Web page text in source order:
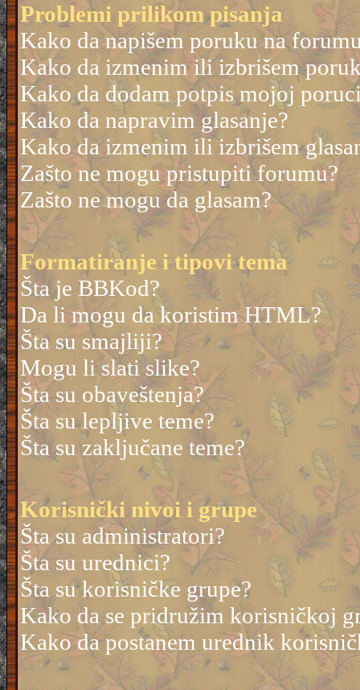
Problemi prilikom pisanja
Kako da napišem poruku na
Kako da izmenim ili izbrišem
Kako da dodam potpis mojoj
Kako da napravim glasanje?
Kako da izmenim ili izbrišem
Zašto ne mogu pristupiti forumu?
Zašto ne mogu da glasam?
Formatiranje i tipovi tema
Šta je BBKod?
Da li mogu da koristim HTML?
Šta su smajliji?
Mogu li slati slike?
Šta su obaveštenja?
Šta su lepljive teme?
Šta su zaključane teme?
Korisnički nivoi i grupe
Šta su administratori?
Šta su urednici?
Šta su korisničke grupe?
Kako da se pridružim korisničkoj
Kako da postanem urednik